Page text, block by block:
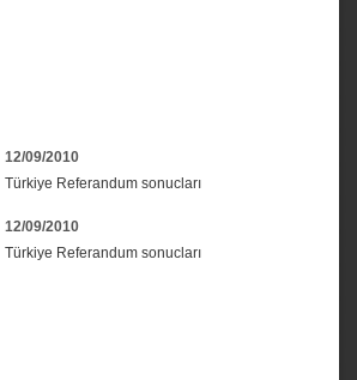
12/09/2010
Türkiye Referandum sonucları
12/09/2010
Türkiye Referandum sonucları